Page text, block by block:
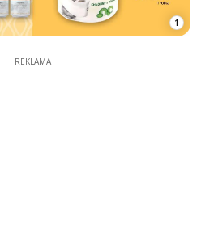
1
REKLAMA